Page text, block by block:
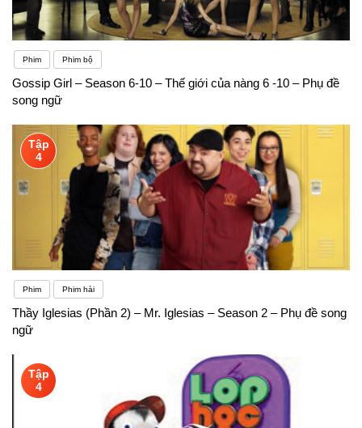
Phim Phim bộ
Gossip Girl – Season 6-10 – Thế giới của nàng 6 -10 – Phụ đề
song ngữ
Tập
4
Phim Phim hài
Thầy Iglesias (Phần 2) – Mr. Iglesias – Season 2 – Phụ đề song
ngữ
Tập
4